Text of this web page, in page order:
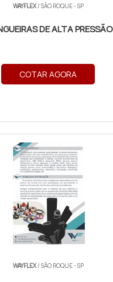
WAYFLEX/ SÃO ROQUE - SP
DE ALTA PRESSÃO
COTAR AGORA
WAYFLEX/ SÃO ROQUE - SP